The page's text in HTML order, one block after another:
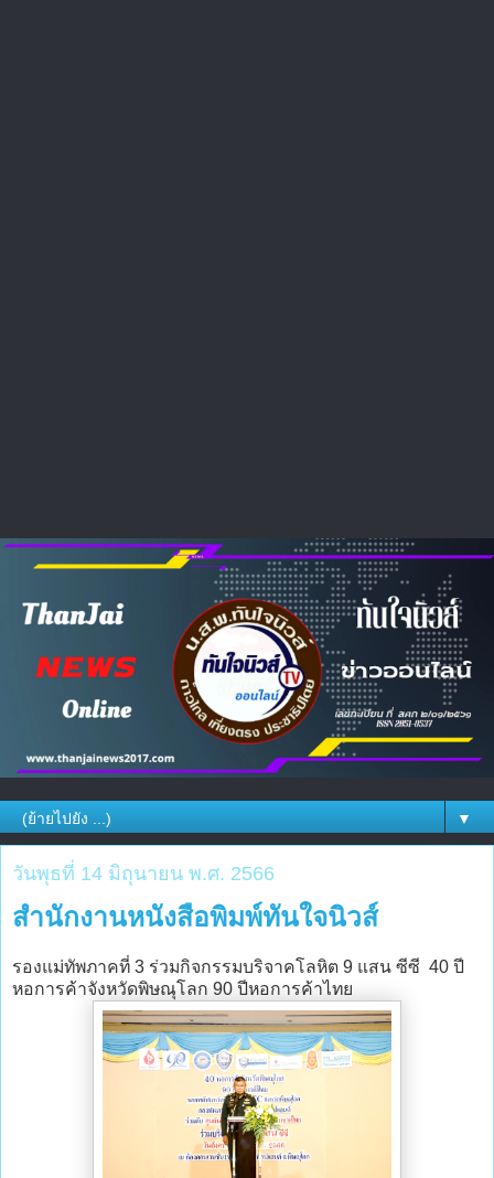
▼
วันพุธที่ 14 มิถุนายน พ.ศ. 2566
สำนักงานหนังสือพิมพ์ทันใจนิวส์
รองแม่ทัพภาคที่ 3 ร่วมกิจกรรมบริจาคโลหิต 9 แสน ซีซี 40 ปี
หอการค้าจังหวัดพิษณุโลก 90 ปีหอการค้าไทย